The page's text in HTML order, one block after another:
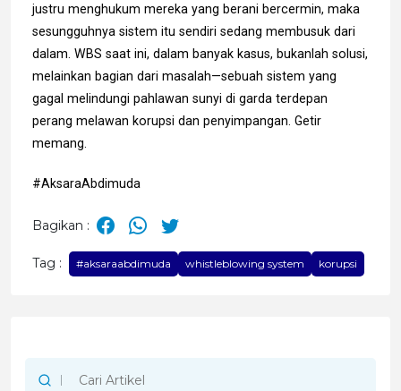
justru menghukum mereka yang berani bercermin, maka
sesungguhnya sistem itu sendiri sedang membusuk dari
dalam. WBS saat ini, dalam banyak kasus, bukanlah solusi,
melainkan bagian dari masalah—sebuah sistem yang
gagal melindungi pahlawan sunyi di garda terdepan
perang melawan korupsi dan penyimpangan. Getir
memang.
#AksaraAbdimuda
Bagikan :
Tag : #aksaraabdimuda whistleblowing system korupsi